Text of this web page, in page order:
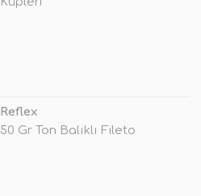
Reflex
50 Gr Ton Balıklı Fileto